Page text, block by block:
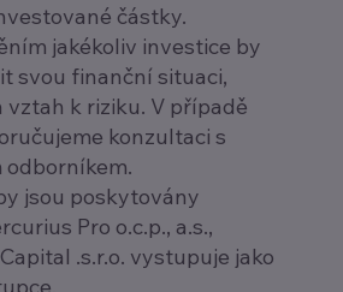
částky.
jakékoliv investice by
svou finanční situaci,
vztah k riziku. V případě
konzultaci s
jsou poskytovány
Pro o.c.p., a.s.,
.s.r.o. vystupuje jako